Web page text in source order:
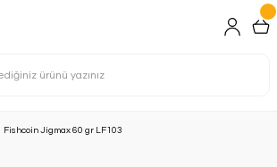
Fishcoin Jigmax 60 gr LF103